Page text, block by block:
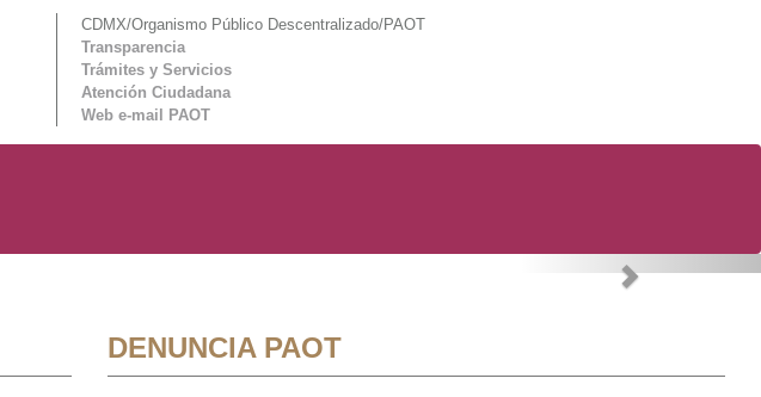
CDMX/Organismo Público Descentralizado/PAOT
Transparencia
Trámites y Servicios
Atención Ciudadana
Web e-mail PAOT
Next
DENUNCIA PAOT